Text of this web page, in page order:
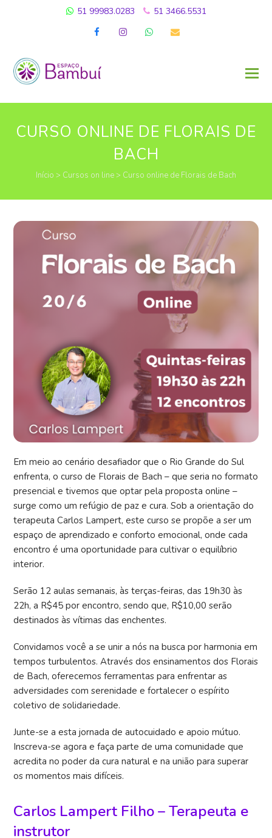
51 99983.0283 51 3466.5531
FacebookInstagramWhatsapp
Email
CURSO ONLINE DE FLORAIS DE
BACH
Início > Cursos on line> Curso online de Florais de Bach
Em meio ao cenário desafiador que o Rio Grande do Sul
enfrenta, o curso de Florais de Bach – que seria no formato
presencial e tivemos que optar pela proposta online –
surge como um refúgio de paz e cura. Sob a orientação do
terapeuta Carlos Lampert, este curso se propõe a ser um
espaço de aprendizado e conforto emocional, onde cada
encontro é uma oportunidade para cultivar o equilíbrio
interior.
Serão 12 aulas semanais, às terças-feiras, das 19h30 às
22h, a R$45 por encontro, sendo que, R$10,00 serão
destinados às vítimas das enchentes.
Convidamos você a se unir a nós na busca por harmonia em
tempos turbulentos. Através dos ensinamentos dos Florais
de Bach, oferecemos ferramentas para enfrentar as
adversidades com serenidade e fortalecer o espírito
coletivo de solidariedade.
Junte-se a esta jornada de autocuidado e apoio mútuo.
Inscreva-se agora e faça parte de uma comunidade que
acredita no poder da cura natural e na união para superar
os momentos mais difíceis.
Carlos Lampert Filho – Terapeuta e
instrutor